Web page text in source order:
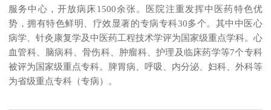
服务中心，开放病床1500余张。医院注重发挥中医药特色优
势，拥有特色鲜明、疗效显著的专病专科30多个。其中中医心
病学、针灸康复学及中医药工程技术学评为国家级重点学科。心
血管科、脑病科、骨伤科、肿瘤科、护理及临床药学等7个专科
被评为国家级重点专科。脾胃病、呼吸、内分泌、妇科、外科等
为省级重点专科（专病）。